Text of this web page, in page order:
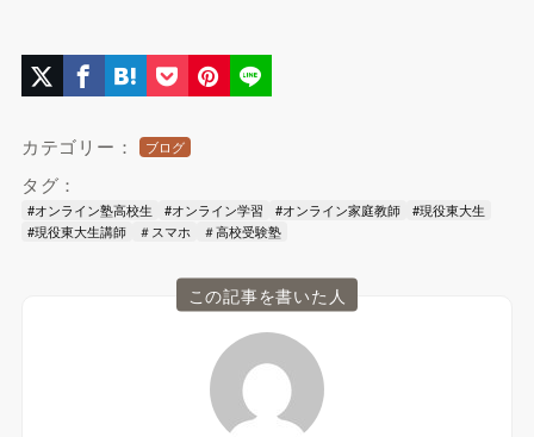
カテゴリー： ブログ
タグ：
#オンライン塾高校生 #オンライン学習 #オンライン家庭教師
#現役東大生
#現役東大生講師
＃スマホ ＃高校受験塾
この記事を書いた人